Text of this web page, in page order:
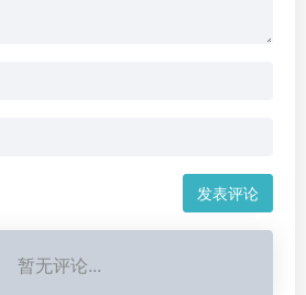
发表评论
暂无评论...